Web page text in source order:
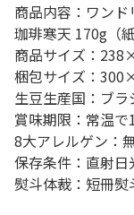
商品内容：ワンド
珈琲寒天 170g（紙
商品サイズ：
梱包サイズ：
生豆生産国：ブ
賞味期限：常温で
8大アレルゲン：
保存条件：直射
熨斗体裁：短冊熨